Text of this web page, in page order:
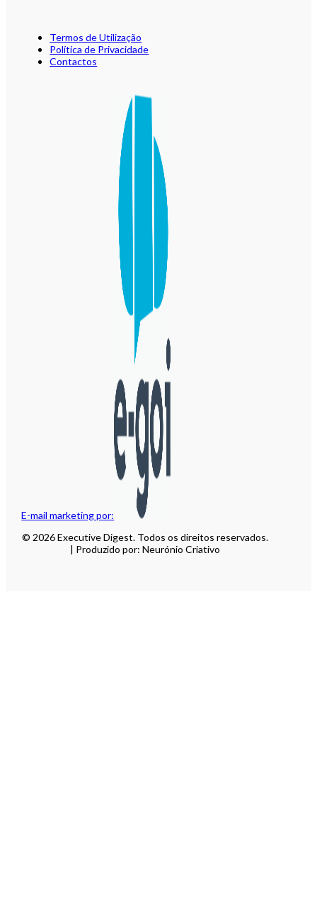
E-mail marketing por:
Termos de Utilização
Política de Privacidade
Contactos
© 2026 Executive Digest. Todos os direitos reservados.
| Produzido por: Neurónio Criativo